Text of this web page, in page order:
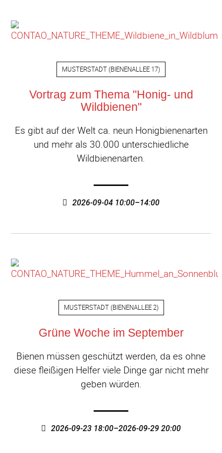
MUSTERSTADT (BIENENALLEE 17)
Vortrag zum Thema "Honig- und
Wildbienen"
Es gibt auf der Welt ca. neun Honigbienenarten
und mehr als 30.000 unterschiedliche
Wildbienenarten.
2026-09-04 10:00–14:00
MUSTERSTADT(BIENENALLEE 2)
Grüne Woche im September
Bienen müssen geschützt werden, da es ohne
diese fleißigen Helfer viele Dinge gar nicht mehr
geben würden.
2026-09-23 18:00–2026-09-29 20:00